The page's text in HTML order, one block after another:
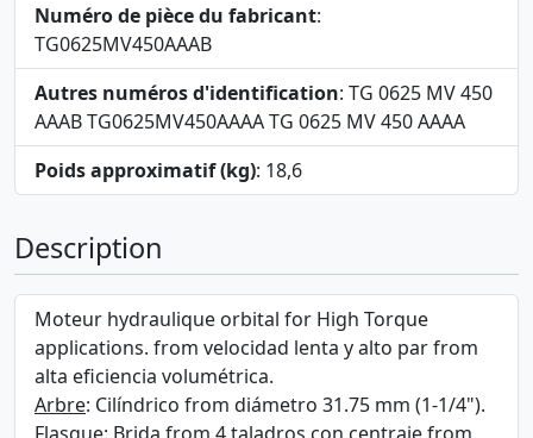
Numéro de pièce du fabricant:
TG0625MV450AAAB
Autres numéros d'identification: TG 0625 MV 450
AAAB TG0625MV450AAAA TG 0625 MV 450 AAAA
Poids approximatif (kg): 18,6
Description
Moteur hydraulique orbital for High Torque
applications. from velocidad lenta y alto par from
alta eficiencia volumétrica.
Arbre: Cilíndrico from diámetro 31.75 mm (1-1/4").
Flasque: Brida from 4 taladros con centraje from